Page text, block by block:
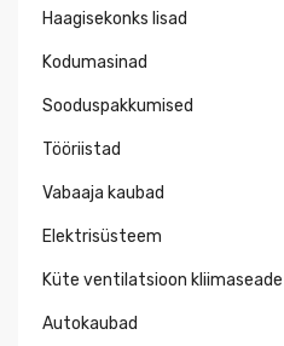
Haagisekonks lisad
Kodumasinad
Sooduspakkumised
Tööriistad
Vabaaja kaubad
Elektrisüsteem
Küte ventilatsioon kliimaseade
Autokaubad